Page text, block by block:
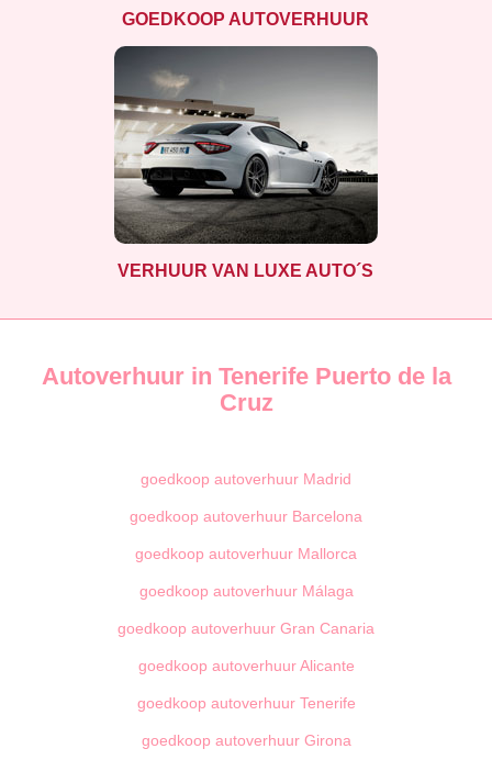
GOEDKOOP AUTOVERHUUR
VERHUUR VAN LUXE AUTO´S
Autoverhuur in Tenerife Puerto de la
Cruz
goedkoop autoverhuur Madrid
goedkoop autoverhuur Barcelona
goedkoop autoverhuur Mallorca
goedkoop autoverhuur Málaga
goedkoop autoverhuur Gran Canaria
goedkoop autoverhuur Alicante
goedkoop autoverhuur Tenerife
goedkoop autoverhuur Girona